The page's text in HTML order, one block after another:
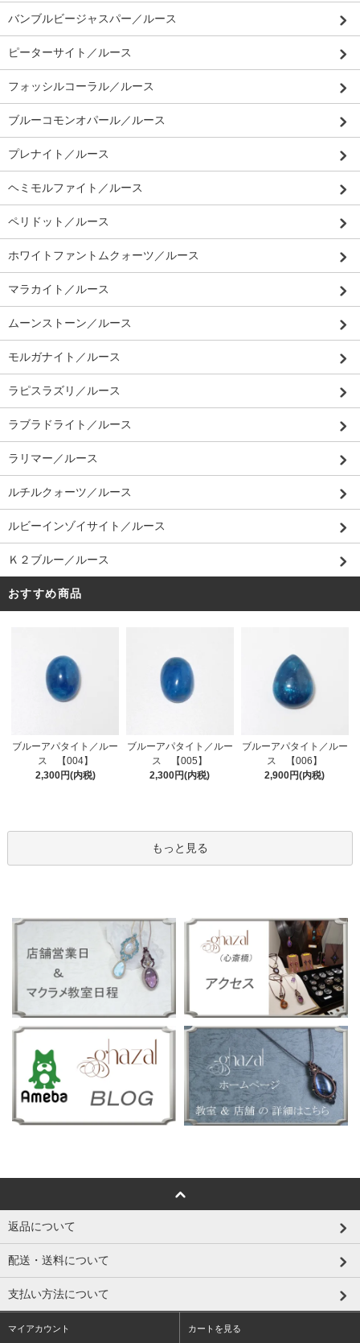
バンブルビージャスパー／ルース
ピーターサイト／ルース
フォッシルコーラル／ルース
ブルーコモンオパール／ルース
プレナイト／ルース
ヘミモルファイト／ルース
ペリドット／ルース
ホワイトファントムクォーツ／ルース
マラカイト／ルース
ムーンストーン／ルース
モルガナイト／ルース
ラピスラズリ／ルース
ラブラドライト／ルース
ラリマー／ルース
ルチルクォーツ／ルース
ルビーインゾイサイト／ルース
Ｋ２ブルー／ルース
おすすめ商品
ブルーアパタイト／ルー
ス 【004】
2,300円(内税)
ブルーアパタイト／ルー
ス 【005】
2,300円(内税)
ブルーアパタイト／ルー
ス 【006】
2,900円(内税)
もっと見る
返品について
配送・送料について
支払い方法について
マイアカウント カートを見る